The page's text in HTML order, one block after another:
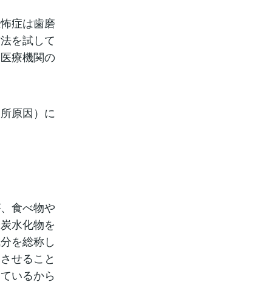
症は歯磨
を試して
療機関の
原因）に
食べ物や
水化物を
を総称し
せること
いるから